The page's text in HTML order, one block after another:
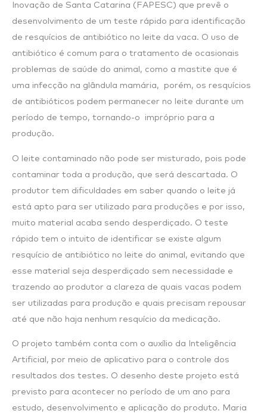
Inovação de Santa Catarina (FAPESC) que prevê o
desenvolvimento de um teste rápido para identificação
de resquícios de antibiótico no leite da vaca. O uso de
antibiótico é comum para o tratamento de ocasionais
problemas de saúde do animal, como a mastite que é
uma infecção na glândula mamária, porém, os resquícios
de antibióticos podem permanecer no leite durante um
período de tempo, tornando-o impróprio para a
produção.
O leite contaminado não pode ser misturado, pois pode
contaminar toda a produção, que será descartada. O
produtor tem dificuldades em saber quando o leite já
está apto para ser utilizado para produções e por isso,
muito material acaba sendo desperdiçado. O teste
rápido tem o intuito de identificar se existe algum
resquício de antibiótico no leite do animal, evitando que
esse material seja desperdiçado sem necessidade e
trazendo ao produtor a clareza de quais vacas podem
ser utilizadas para produção e quais precisam repousar
até que não haja nenhum resquício da medicação.
O projeto também conta com o auxílio da Inteligência
Artificial, por meio de aplicativo para o controle dos
resultados dos testes. O desenho deste projeto está
previsto para acontecer no período de um ano para
estudo, desenvolvimento e aplicação do produto. Maria